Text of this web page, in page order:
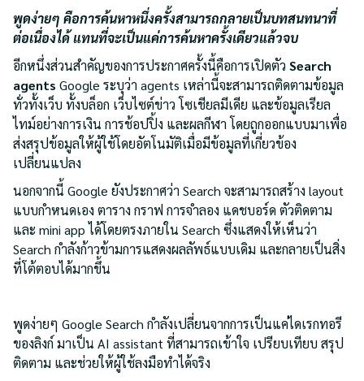
พูดง่ายๆ คือการค้นหาหนึ่งครั้งสามารถกลายเป็นบทสนทนาที่
ต่อเนื่องได้ แทนที่จะเป็นแค่การค้นหาครั้งเดียวแล้วจบ
อีกหนึ่งส่วนสำคัญของการประกาศครั้งนี้คือการเปิดตัว Search
agents Google ระบุว่า agents เหล่านี้จะสามารถติดตามข้อมูล
ทั่วทั้งเว็บ ทั้งบล็อก เว็บไซต์ข่าว โซเชียลมีเดีย และข้อมูลเรียล
ไทม์อย่างการเงิน การช้อปปิ้ง และผลกีฬา โดยถูกออกแบบมาเพื่อ
ส่งสรุปข้อมูลให้ผู้ใช้โดยอัตโนมัติเมื่อมีข้อมูลที่เกี่ยวข้อง
เปลี่ยนแปลง
นอกจากนี้ Google ยังประกาศว่า Search จะสามารถสร้าง layout
แบบกำหนดเอง ตาราง กราฟ การจำลอง แดชบอร์ด ตัวติดตาม
และ mini app ได้โดยตรงภายใน Search ซึ่งแสดงให้เห็นว่า
Search กำลังก้าวข้ามการแสดงผลลัพธ์แบบเดิม และกลายเป็นสิ่ง
ที่โต้ตอบได้มากขึ้น
พูดง่ายๆ Google Search กำลังเปลี่ยนจากการเป็นแค่ไดเรกทอรี
ของลิงก์ มาเป็น AI assistant ที่สามารถเข้าใจ เปรียบเทียบ สรุป
ติดตาม และช่วยให้ผู้ใช้ลงมือทำได้จริง